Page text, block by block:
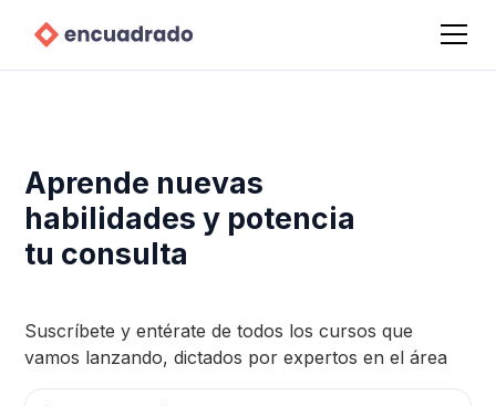
Aprende nuevas
habilidades y potencia
tu consulta
Suscríbete y entérate de todos los cursos que
vamos lanzando, dictados por expertos en el área